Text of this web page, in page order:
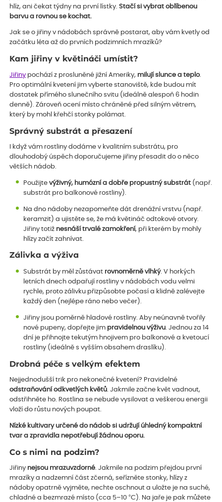
hlíz, ani čekat týdny na první lístky.Stačí si vybrat oblíbenou
barvu a rovnou se kochat.
Jak se o jiřiny v nádobách správně postarat, aby vám kvetly od
začátku léta až do prvních podzimních mrazíků?
Kam jiřiny v květináči umístit?
Jiřiny pochází z prosluněné jižní Ameriky, milují slunce a teplo.
Pro optimální kvetení jim vyberte stanoviště, kde budou mít
dostatek přímého slunečního svitu (ideálně alespoň 6 hodin
denně). Zároveň ocení místo chráněné před silným větrem,
který by mohl křehčí stonky polámat.
Správný substrát a přesazení
I když vám rostliny dodáme v kvalitním substrátu, pro
dlouhodobý úspěch doporučujeme jiřiny přesadit do o něco
větších nádob.
Použijtevýživný, humózní a dobře propustný substrát (např.
substrát pro balkonové rostliny).
Na dno nádoby nezapomeňte dát drenážní vrstvu (např.
keramzit) a ujistěte se, že má květináč odtokové otvory.
Jiřiny totiž nesnáší trvalé zamokření, při kterém by mohly
hlízy začít zahnívat.
Zálivka a výživa
Substrát by měl zůstávat rovnoměrně vlhký. V horkých
letních dnech odpařují rostliny v nádobách vodu velmi
rychle, proto zálivku přizpůsobte počasí a klidně zalévejte
každý den (nejlépe ráno nebo večer).
Jiřiny jsou poměrně hladové rostliny. Aby neúnavně tvořily
nové pupeny, dopřejte jim pravidelnou výživu. Jednou za 14
dní je přihnojte tekutým hnojivem pro balkonové a kvetoucí
rostliny (ideálně s vyšším obsahem draslíku).
Drobná péče s velkým efektem
Nejjednodušší trik pro nekonečné kvetení? Pravidelné
odstraňování odkvetlých květů. Jakmile začne květ vadnout,
odstřihněte ho. Rostlina se nebude vysilovat a veškerou energii
vloží do růstu nových poupat.
Nízké kultivary určené do nádob si udržují úhledný kompaktní
tvar a zpravidla nepotřebují žádnou oporu.
Co s nimi na podzim?
Jiřiny nejsou mrazuvzdorné. Jakmile na podzim přejdou první
mrazíky a nadzemní část zčerná, seřízněte stonky, hlízy z
nádoby opatrně vyjměte, nechte oschnout a uložte je na suché,
chladné a bezmrazé místo (cca 5–10 °C). Na jaře je pak můžete